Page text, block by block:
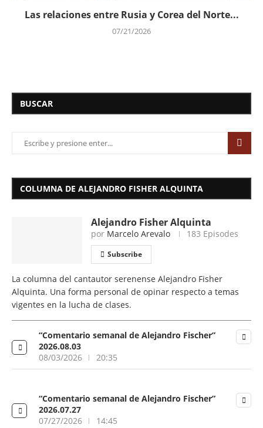
Las relaciones entre Rusia y Corea del Norte...
07/21/2026
BUSCAR
COLUMNA DE ALEJANDRO FISHER ALQUINTA
Alejandro Fisher Alquinta
por Marcelo Arevalo 183 Episodes
Subscribe
La columna del cantautor serenense Alejandro Fisher
Alquinta. Una forma personal de opinar respecto a temas
vigentes en la lucha de clases.
“Comentario semanal de Alejandro Fischer”
2026.08.03
08/03/2026
20:35
“Comentario semanal de Alejandro Fischer”
2026.07.27
07/27/2026
14:45